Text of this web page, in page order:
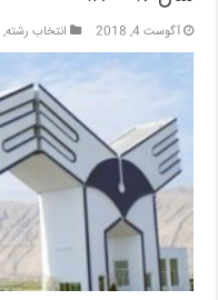
آگوست 4, 2018 انتخاب رشته,